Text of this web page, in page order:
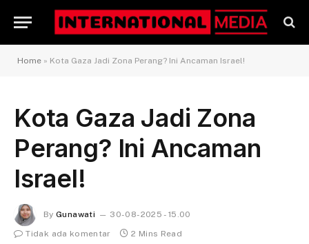
Home » Kota Gaza Jadi Zona Perang? Ini Ancaman Israel!
Kota Gaza Jadi Zona
Perang? Ini Ancaman
Israel!
By Gunawati
30-08-2025 - 15.00
Tidak ada komentar
2 Mins Read